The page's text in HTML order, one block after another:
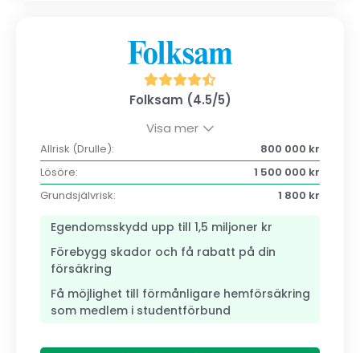
Folksam (4.5/5)
Visa mer
Allrisk (Drulle):
800 000 kr
Lösöre:
1 500 000 kr
Grundsjälvrisk:
1 800 kr
Egendomsskydd upp till 1,5 miljoner kr
Förebygg skador och få rabatt på din
försäkring
Få möjlighet till förmånligare hemförsäkring
som medlem i studentförbund